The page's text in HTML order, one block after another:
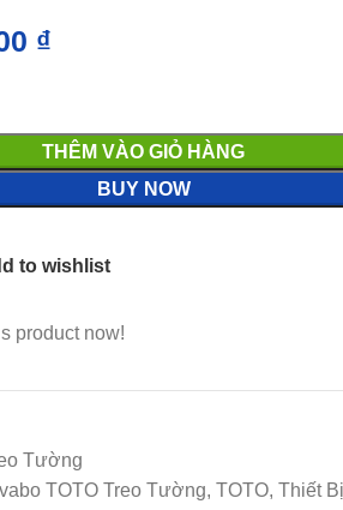
₫
THÊM VÀO GIỎ HÀNG
BUY NOW
to wishlist
product now!
Tường
TOTO Treo Tường, TOTO, Thiết